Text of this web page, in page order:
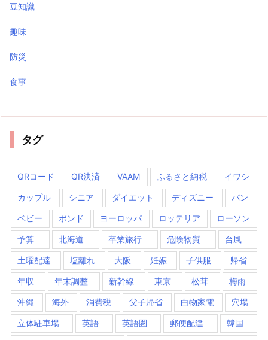
豆知識
趣味
防災
食事
タグ
QRコード QR決済 VAAM ふるさと納税 イワシ
カップル シニア ダイエット ディズニー パン
ベビー ボンド ヨーロッパ ロッテリア ローソン
予算 北海道 卒業旅行 危険物質 台風
土曜配達 塩離れ 大阪 妊娠 子供服 帰省
年収 年末調整 新幹線 東京 松茸 梅雨
沖縄 海外 消費税 父子帰省 白物家電 穴場
立体駐車場 英語 英語圏 郵便配達 韓国